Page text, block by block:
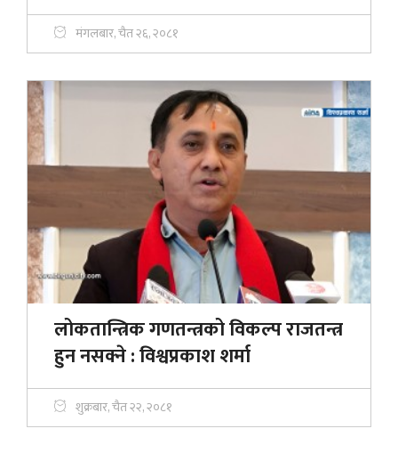
मंगलबार, चैत २६, २०८१
लोकतान्त्रिक गणतन्त्रको विकल्प राजतन्त्र
हुन नसक्ने : विश्वप्रकाश शर्मा
शुक्रबार, चैत २२, २०८१